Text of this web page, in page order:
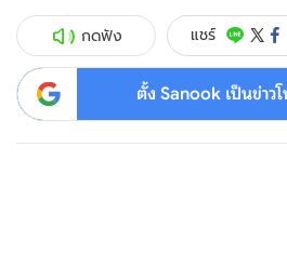
กดฟัง แชร์
ตั้ง Sanook เป็นข่า